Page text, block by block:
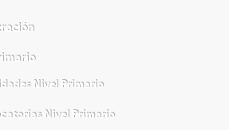
Nivel Primario
Nivel Primario